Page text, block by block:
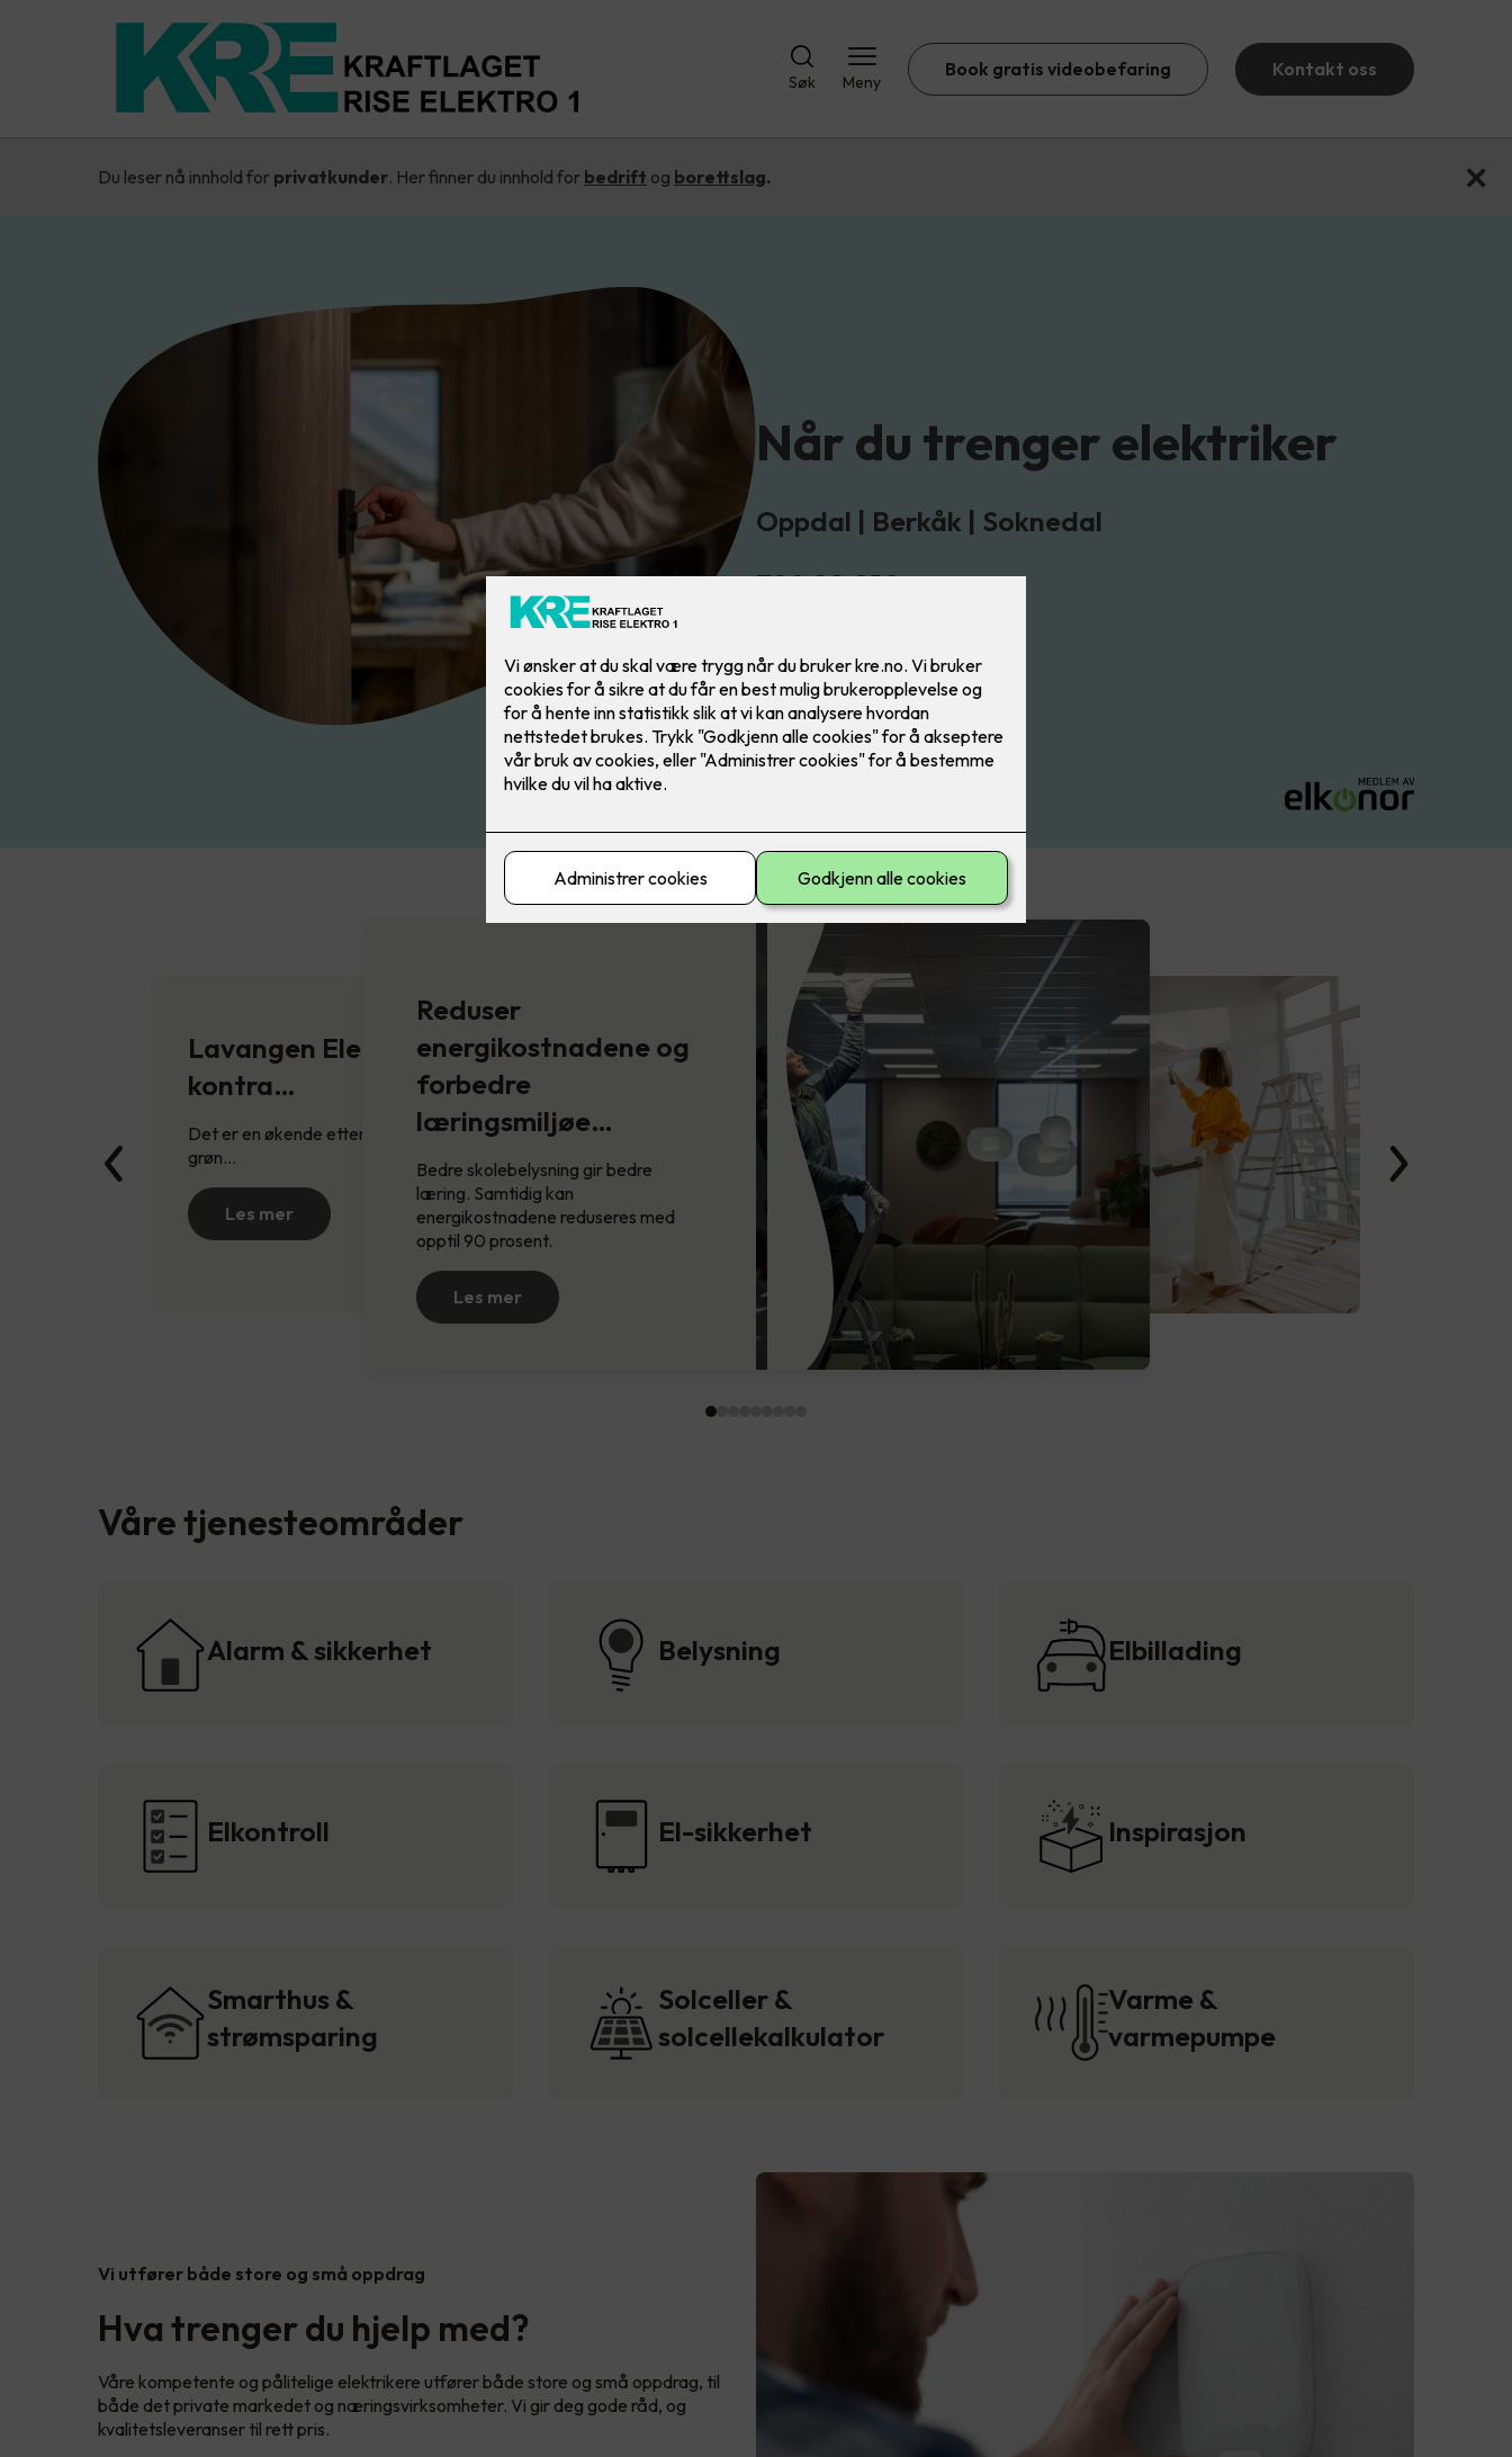
Søk Meny
Book gratis videobefaring Kontakt oss
Du leser nå innhold for privatkunder. Her finner du innhold for bedrift og borettslag.
Når du trenger elektriker
Oppdal | Berkåk | Soknedal
724 28 010
Reduser
energikostnadene og
forbedre
læringsmiljøe…
Bedre skolebelysning gir bedre
læring. Samtidig kan
energikostnadene reduseres med
opptil 90 prosent.
Les mer
Oppussing før boligsalg -
For å få høyere avkastning på
boligsalge…
Les mer
Lavangen Elektro sikrer
kontra…
Det er en økende etterspørsel etter
grøn…
Les mer
Våre tjenesteområder
Alarm & sikkerhet Belysning Elbillading
Elkontroll El-sikkerhet Inspirasjon
Smarthus &
strømsparing
Solceller &
solcellekalkulator
Varme &
varmepumpe
Vi utfører både store og små oppdrag
Hva trenger du hjelp med?
Våre kompetente og pålitelige elektrikere utfører både store og små oppdrag, til
både det private markedet og næringsvirksomheter. Vi gir deg gode råd, og
kvalitetsleveranser til rett pris.